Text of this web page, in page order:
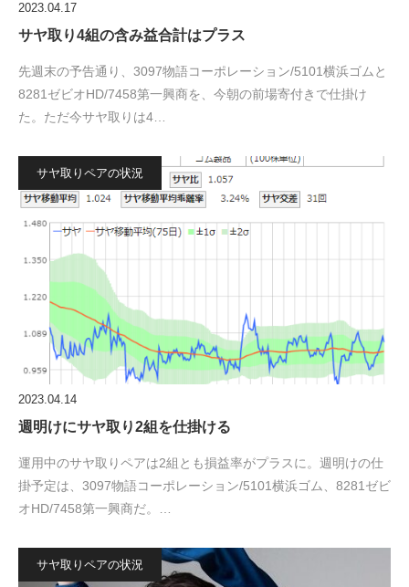
2023.04.17
サヤ取り4組の含み益合計はプラス
先週末の予告通り、3097物語コーポレーション/5101横浜ゴムと
8281ゼビオHD/7458第一興商を、今朝の前場寄付きで仕掛け
た。ただ今サヤ取りは4…
サヤ取りペアの状況
2023.04.14
週明けにサヤ取り2組を仕掛ける
運用中のサヤ取りペアは2組とも損益率がプラスに。週明けの仕
掛予定は、3097物語コーポレーション/5101横浜ゴム、8281ゼビ
オHD/7458第一興商だ。…
サヤ取りペアの状況